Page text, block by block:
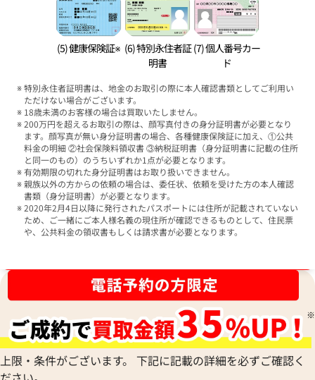
(5) 健康保険証※ (6) 特別永住者証
明書
(7) 個人番号カー
ド
特別永住者証明書は、地金のお取引の際に本人確認書類としてご利用い
ただけない場合がございます。
18歳未満のお客様の場合は買取いたしません。
200万円を超えるお取引の際は、顔写真付きの身分証明書が必要となり
ます。顔写真が無い身分証明書の場合、各種健康保険証に加え、①公共
料金の明細 ②社会保険料領収書 ③納税証明書（身分証明書に記載の住所
と同一のもの）のうちいずれか1点が必要となります。
有効期限の切れた身分証明書はお取り扱いできません。
親族以外の方からの依頼の場合は、委任状、依頼を受けた方の本人確認
書類（身分証明書）が必要となります。
2020年2月4日以降に発行されたパスポートには住所が記載されていない
ため、ご一緒にご本人様名義の現住所が確認できるものとして、住民票
や、公共料金の領収書もしくは請求書が必要となります。
上限・条件がございます。 下記に記載の詳細を必ずご確認く